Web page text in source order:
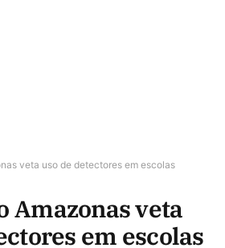
veta uso de detectores em escolas
Amazonas veta
em escolas